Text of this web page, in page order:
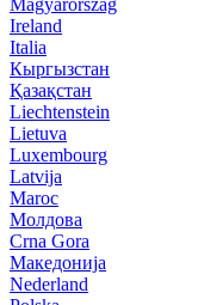
Magyarország
Ireland
Italia
Кыргызстан
Қазақстан
Liechtenstein
Lietuva
Luxembourg
Latvija
Maroc
Молдова
Crna Gora
Македонија
Nederland